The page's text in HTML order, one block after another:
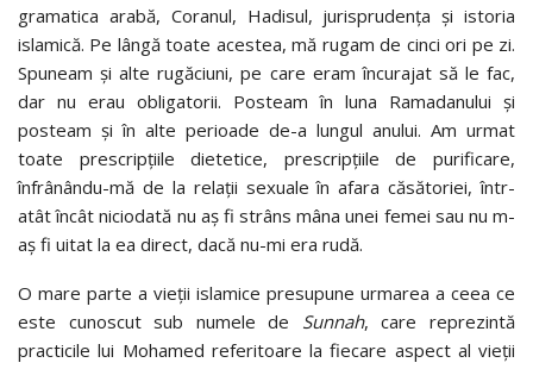
gramatica arabă, Coranul, Hadisul, jurisprudența și istoria
islamică. Pe lângă toate acestea, mă rugam de cinci ori pe zi.
Spuneam și alte rugăciuni, pe care eram încurajat să le fac,
dar nu erau obligatorii. Posteam în luna Ramadanului și
posteam și în alte perioade de-a lungul anului. Am urmat
toate prescripțiile dietetice, prescripțiile de purificare,
înfrânându-mă de la relații sexuale în afara căsătoriei, într-
atât încât niciodată nu aș fi strâns mâna unei femei sau nu m-
aș fi uitat la ea direct, dacă nu-mi era rudă.
O mare parte a vieții islamice presupune urmarea a ceea ce
este cunoscut sub numele de Sunnah, care reprezintă
practicile lui Mohamed referitoare la fiecare aspect al vieții